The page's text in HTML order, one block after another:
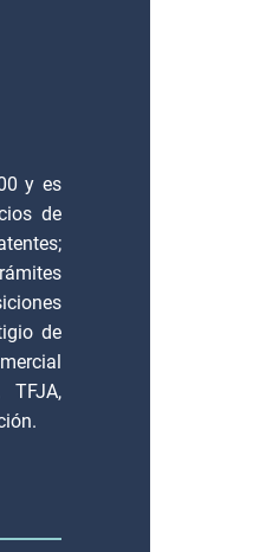
y es
de
de